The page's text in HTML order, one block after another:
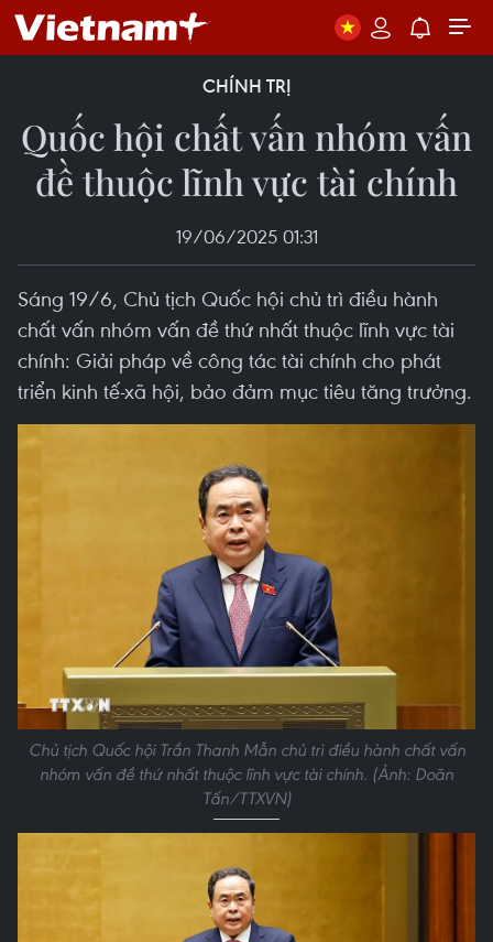
CHÍNH TRỊ
Quốc hội chất vấn nhóm vấn
đề thuộc lĩnh vực tài chính
19/06/2025 01:31
Sáng 19/6, Chủ tịch Quốc hội chủ trì điều hành
chất vấn nhóm vấn đề thứ nhất thuộc lĩnh vực tài
chính: Giải pháp về công tác tài chính cho phát
triển kinh tế-xã hội, bảo đảm mục tiêu tăng trưởng.
Chủ tịch Quốc hội Trần Thanh Mẫn chủ trì điều hành chất vấn
nhóm vấn đề thứ nhất thuộc lĩnh vực tài chính. (Ảnh: Doãn
Tấn/TTXVN)